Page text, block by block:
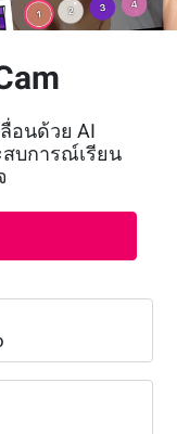
อนด้วย AI
สบการณ์เรียน